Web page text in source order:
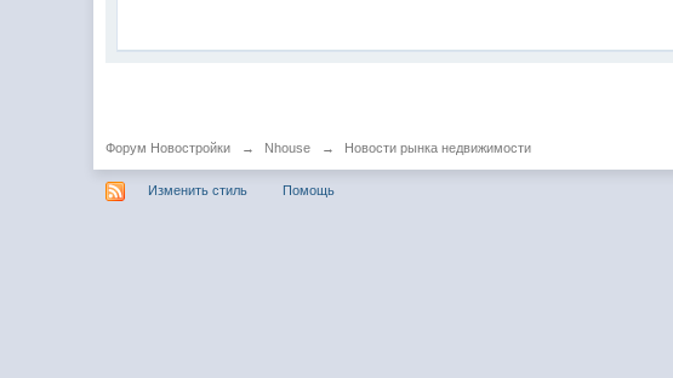
Форум Новостройки → Nhouse → Новости рынка недвижимости
Изменить стиль Помощь